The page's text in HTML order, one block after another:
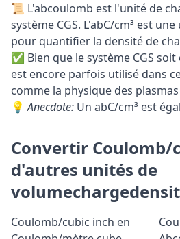
📜 L'abcoulomb est l'unité de
système CGS. L'abC/cm³ est
pour quantifier la densité de
✅ Bien que le système CGS
est encore parfois utilisé dans
comme la physique des
💡Anecdote: Un abC/cm³ est
Convertir Coulomb/
d'autres unités de
Coulomb/cubic inch en